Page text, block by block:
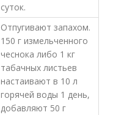
суток.
Отпугивают запахом.
150 г измельченного
чеснока либо 1 кг
табачных листьев
настаивают в 10 л
горячей воды 1 день,
добавляют 50 г